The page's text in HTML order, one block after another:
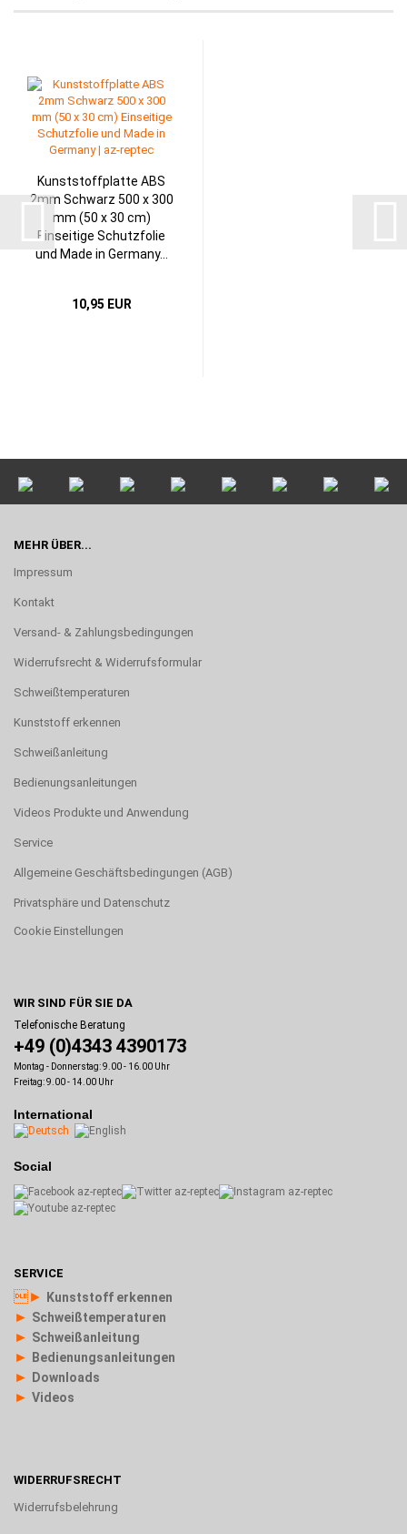
Kunststoffplatte ABS
2mm Schwarz 500 x 300
mm (50 x 30 cm)
Einseitige Schutzfolie
und Made in Germany...
10,95 EUR
MEHR ÜBER...
Impressum
Kontakt
Versand- & Zahlungsbedingungen
Widerrufsrecht & Widerrufsformular
Schweißtemperaturen
Kunststoff erkennen
Schweißanleitung
Bedienungsanleitungen
Videos Produkte und Anwendung
Service
Allgemeine Geschäftsbedingungen (AGB)
Privatsphäre und Datenschutz
Cookie Einstellungen
WIR SIND FÜR SIE DA
Telefonische Beratung
+49 (0)4343 4390173
Montag - Donnerstag: 9.00 - 16.00 Uhr
Freitag: 9.00 - 14.00 Uhr
International
Social
SERVICE
► Kunststoff erkennen
► Schweißtemperaturen
► Schweißanleitung
► Bedienungsanleitungen
► Downloads
► Videos
WIDERRUFSRECHT
Widerrufsbelehrung